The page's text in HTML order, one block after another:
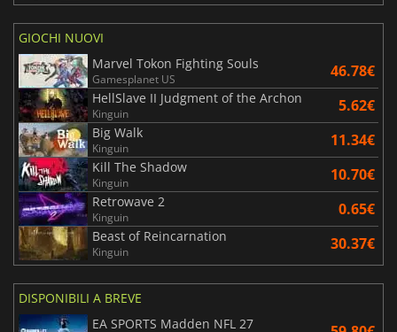
GIOCHI NUOVI
Marvel Tokon Fighting Souls
Gamesplanet US 46.78€
HellSlave II Judgment of the Archon
Kinguin 5.62€
Big Walk
Kinguin 11.34€
Kill The Shadow
Kinguin 10.70€
Retrowave 2
Kinguin 0.65€
Beast of Reincarnation
Kinguin 30.37€
DISPONIBILI A BREVE
EA SPORTS Madden NFL 27